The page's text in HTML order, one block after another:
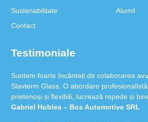
Sustenabilitate
Contact
Alumil
Testimoniale
Alexandru Bolog – Net Solution
În realizarea lucrărilor la sediul firmei
punctualitatea de care au dat dovadă.
Seculici Gheorghe – Proiect SA
Suntem foarte încântați de colaborarea
Slavterm Glass. O abordare profesionalistă,
prietenoși și flexibili, lucrează repede și
Gabriel Hoblea – Bos Automotive SRL